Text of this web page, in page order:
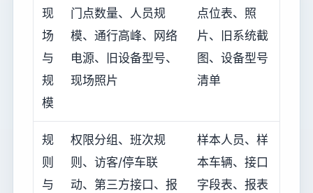
现
场
与
规
模
门点数量、人员规
模、通行高峰、网络
电源、旧设备型号、
现场照片
点位表、照
片、旧系统截
图、设备型号
清单
规
则
与
权限分组、班次规
则、访客/停车联
动、第三方接口、报
样本人员、样
本车辆、接口
字段表、报表